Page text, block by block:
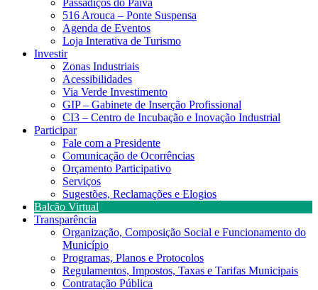
Passadiços do Paiva
516 Arouca – Ponte Suspensa
Agenda de Eventos
Loja Interativa de Turismo
Investir
Zonas Industriais
Acessibilidades
Via Verde Investimento
GIP – Gabinete de Inserção Profissional
CI3 – Centro de Incubação e Inovação Industrial
Participar
Fale com a Presidente
Comunicação de Ocorrências
Orçamento Participativo
Serviços
Sugestões, Reclamações e Elogios
Balcão Virtual
Transparência
Organização, Composição Social e Funcionamento do
Município
Programas, Planos e Protocolos
Regulamentos, Impostos, Taxas e Tarifas Municipais
Contratação Pública